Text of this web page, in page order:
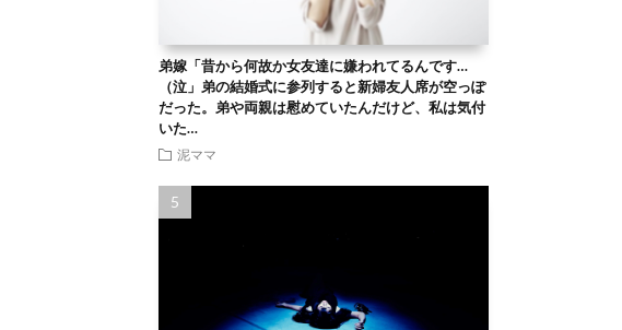
弟嫁「昔から何故か女友達に嫌われてるんです…
（泣」弟の結婚式に参列すると新婦友人席が空っぽ
だった。弟や両親は慰めていたんだけど、私は気付
いた…
泥ママ